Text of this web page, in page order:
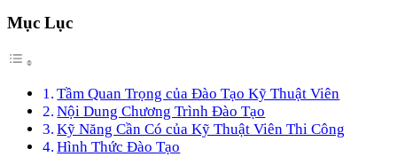
Mục Lục
Tầm Quan Trọng của Đào Tạo Kỹ Thuật Viên
Nội Dung Chương Trình Đào Tạo
Kỹ Năng Cần Có của Kỹ Thuật Viên Thi Công
Hình Thức Đào Tạo